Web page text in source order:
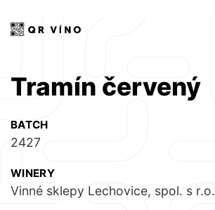
Tramín červený
BATCH
2427
WINERY
Vinné sklepy Lechovice, spol. s r.o.